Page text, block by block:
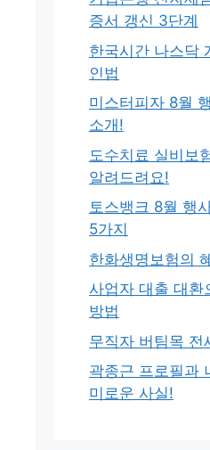
증서 갱신 3단계
한국시간 나스닥
인법
미스터피자 8월
소개!
도수치료 실비보
알려드려요!
토스뱅크 8월 행
5가지
한화생명보험의
사업자 대출 대환
방법
무직자 버팀목 전
곽종근 프로필과
미로운 사실!